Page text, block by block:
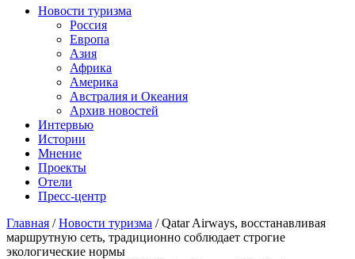
Новости туризма
Россия
Европа
Азия
Африка
Америка
Австралия и Океания
Архив новостей
Интервью
Истории
Мнение
Проекты
Отели
Пресс-центр
Главная /Новости туризма /Qatar Airways, восстанавливая
маршрутную сеть, традиционно соблюдает строгие
экологические нормы